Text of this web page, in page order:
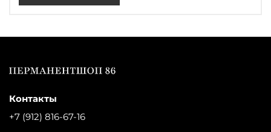
Контакты
+7 (912) 816-67-16